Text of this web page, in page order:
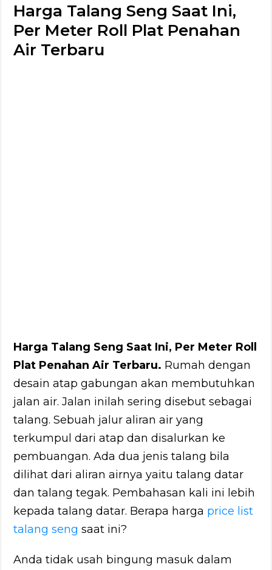
Harga Talang Seng Saat Ini,
Per Meter Roll Plat Penahan
Air Terbaru
Harga Talang Seng Saat Ini, Per Meter Roll
Plat Penahan Air Terbaru. Rumah dengan
desain atap gabungan akan membutuhkan
jalan air. Jalan inilah sering disebut sebagai
talang. Sebuah jalur aliran air yang
terkumpul dari atap dan disalurkan ke
pembuangan. Ada dua jenis talang bila
dilihat dari aliran airnya yaitu talang datar
dan talang tegak. Pembahasan kali ini lebih
kepada talang datar. Berapa harga price list
talang seng saat ini?
Anda tidak usah bingung masuk dalam